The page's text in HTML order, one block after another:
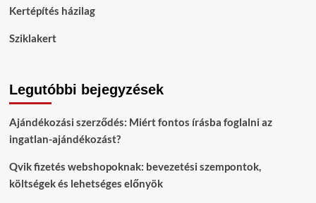
Kertépítés házilag
Sziklakert
Legutóbbi bejegyzések
Ajándékozási szerződés: Miért fontos írásba foglalni az
ingatlan-ajándékozást?
Qvik fizetés webshopoknak: bevezetési szempontok,
költségek és lehetséges előnyök